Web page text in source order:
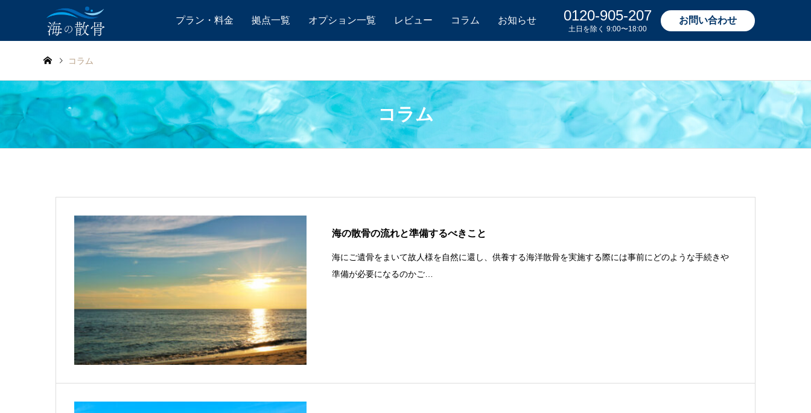
プラン・料金 拠点一覧 オプション一覧 レビュー コラム お知らせ 0120-905-207 お問い合わせ
コラム
コラム
海の散骨の流れと準備するべきこと
海にご遺骨をまいて故人様を自然に還し、供養する海洋散骨を実施する際には事前にどのような手続きや
準備が必要になるのかご…